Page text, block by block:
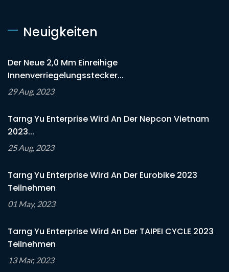
Neuigkeiten
Der Neue 2,0 Mm Einreihige
Innenverriegelungsstecker...
29 Aug, 2023
Tarng Yu Enterprise Wird An Der Nepcon Vietnam
2023...
25 Aug, 2023
Tarng Yu Enterprise Wird An Der Eurobike 2023
Teilnehmen
01 May, 2023
Tarng Yu Enterprise Wird An Der TAIPEI CYCLE 2023
Teilnehmen
13 Mar, 2023